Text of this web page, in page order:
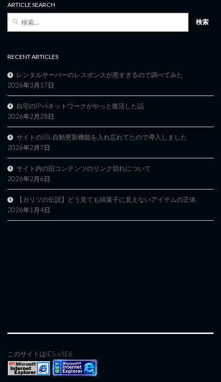
ARTICLE SEARCH
RECENT ARTICLES
レンタルサーバーのレスポンスが悪すぎるので調べてみた
2026年3月17日
自宅のIPv4ネットワークがやっと復活した話
2026年2月28日
サイトのSSL自動更新機能を入れ忘れてたので導入しました
2026年2月7日
サイト内の旧コンテンツのリンク切れについて
2026年2月6日
【カリツの伝説】どう見ても綿菓子に見えないアイテムの正体
2026年1月4日
このサイトはIE5.x/IE6